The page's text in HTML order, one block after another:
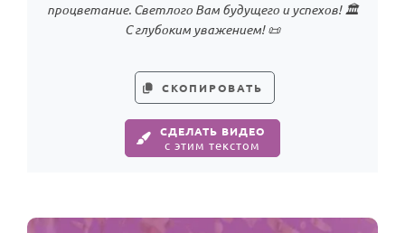
процветание. Светлого Вам будущего и успехов! 🏛️
С глубоким уважением! 📜
СКОПИРОВАТЬ
СДЕЛАТЬ ВИДЕО
с этим текстом